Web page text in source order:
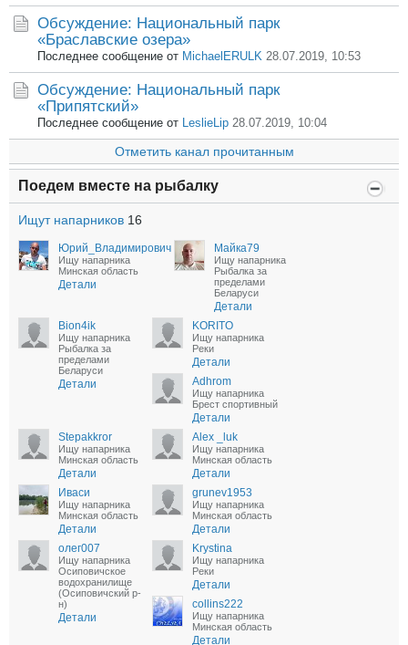
Обсуждение: Национальный парк
«Браславские озера»
Последнее сообщение от MichaelERULK 28.07.2019, 10:53
Обсуждение: Национальный парк
«Припятский»
Последнее сообщение от LeslieLip 28.07.2019, 10:04
Отметить канал прочитанным
Поедем вместе на рыбалку
Ищут напарников 16
Юрий_Владимирович
Ищу напарника
Минская область
Детали
Майка79
Ищу напарника
Рыбалка за
пределами
Беларуси
Детали
Bion4ik
Ищу напарника
Рыбалка за
пределами
Беларуси
Детали
KORITO
Ищу напарника
Реки
Детали
Adhrom
Ищу напарника
Брест спортивный
Детали
Stepakkror
Ищу напарника
Минская область
Детали
Alex _luk
Ищу напарника
Минская область
Детали
Иваси
Ищу напарника
Минская область
Детали
grunev1953
Ищу напарника
Минская область
Детали
олег007
Ищу напарника
Осиповичское
водохранилище
(Осиповичский р-
н)
Детали
Krystina
Ищу напарника
Реки
Детали
collins222
Ищу напарника
Минская область
Детали